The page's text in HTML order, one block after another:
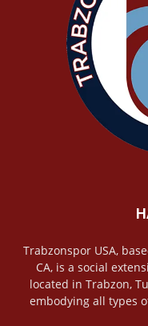
Trabzonspor USA,
CA, is a social
located in Trabzon,
embodying all types